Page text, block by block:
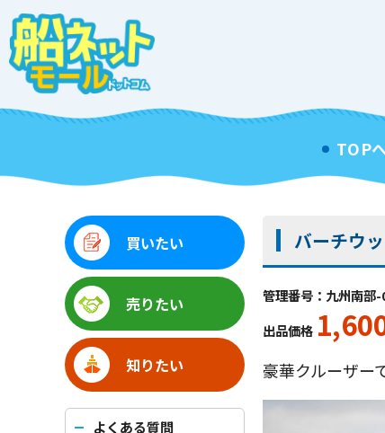
TOP
バーチウ
管理番号：九州南部
出品価格
豪華クルーザー
買いたい
売りたい
知りたい
よくある質問